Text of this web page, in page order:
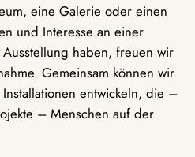
eine Galerie oder einen
und Interesse an einer
haben, freuen wir
Gemeinsam können wir
entwickeln, die –
– Menschen auf der